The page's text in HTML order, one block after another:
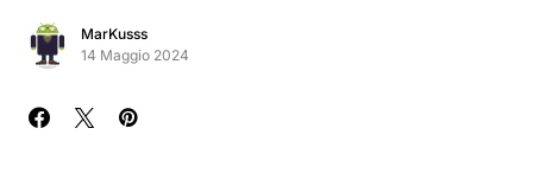
MarKusss
14 Maggio 2024